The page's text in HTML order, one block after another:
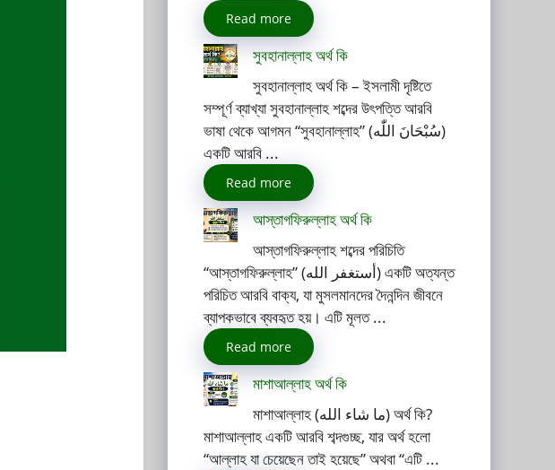
Read more
সুবহানাল্লাহ অর্থ কি
সুবহানাল্লাহ অর্থ কি – ইসলামী দৃষ্টিতে
সম্পূর্ণ ব্যাখ্যা সুবহানাল্লাহ শব্দের উৎপত্তি আরবি
ভাষা থেকে আগমন “সুবহানাল্লাহ” (سُبْحَانَ اللّٰه)
একটি আরবি ...
Read more
আস্তাগফিরুল্লাহ অর্থ কি
আস্তাগফিরুল্লাহ শব্দের পরিচিতি
“আস্তাগফিরুল্লাহ” (أستغفر الله) একটি অত্যন্ত
পরিচিত আরবি বাক্য, যা মুসলমানদের দৈনন্দিন জীবনে
ব্যাপকভাবে ব্যবহৃত হয়। এটি মূলত ...
Read more
মাশাআল্লাহ অর্থ কি
মাশাআল্লাহ (ما شاء الله) অর্থ কি?
মাশাআল্লাহ একটি আরবি শব্দগুচ্ছ, যার অর্থ হলো
“আল্লাহ যা চেয়েছেন তাই হয়েছে” অথবা “এটি ...